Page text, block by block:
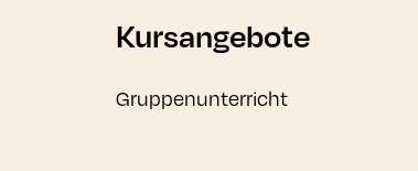
Kursangebote
Gruppenunterricht